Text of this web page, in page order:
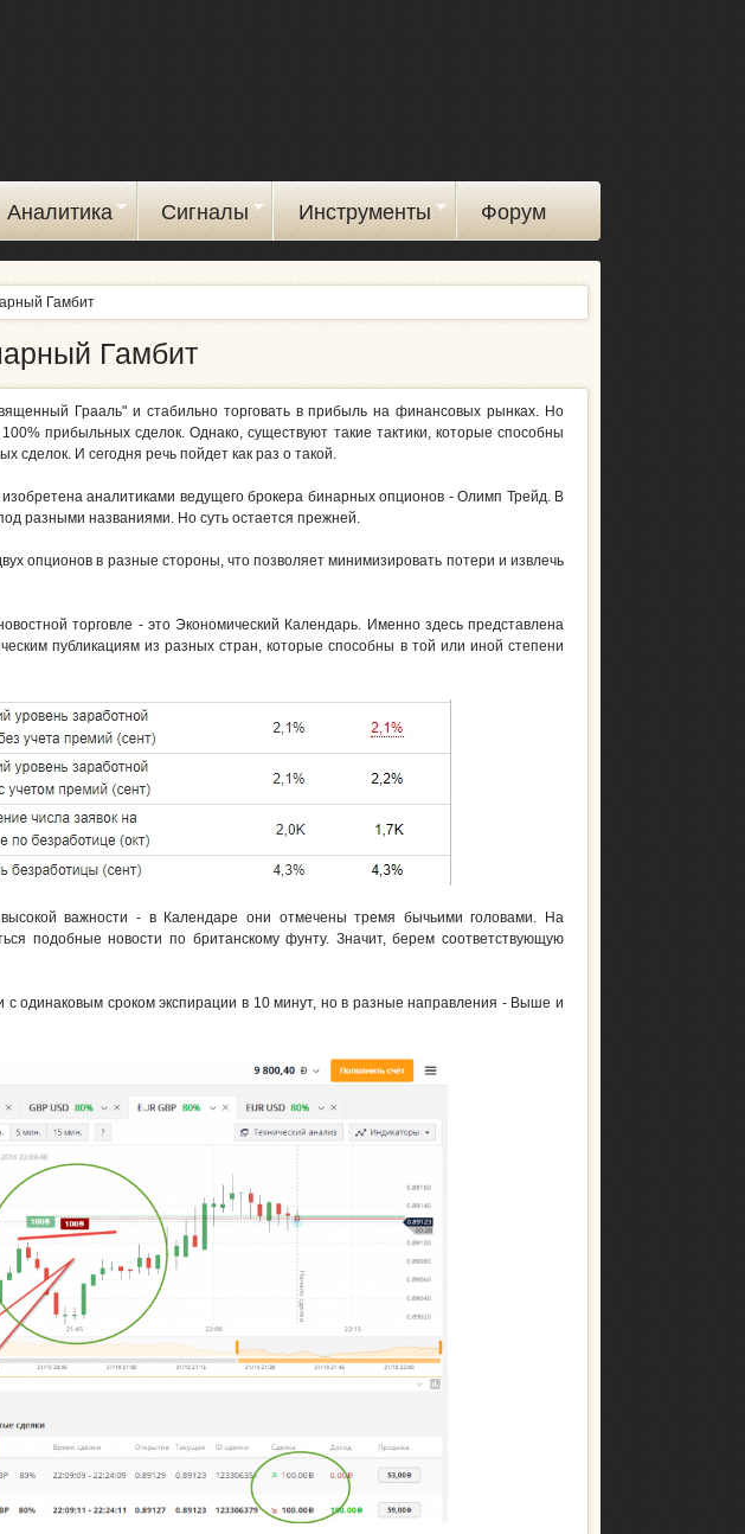
Аналитика Сигналы Инструменты Форум
Гамбит
Гамбит
Грааль" и стабильно торговать в прибыль на финансовых рынках. Но
прибыльных сделок. Однако, существуют такие тактики, которые способны
сделок. И сегодня речь пойдет как раз о такой.
аналитиками ведущего брокера бинарных опционов - Олимп Трейд. В
разными названиями. Но суть остается прежней.
опционов в разные стороны, что позволяет минимизировать потери и извлечь
торговле - это Экономический Календарь. Именно здесь представлена
публикациям из разных стран, которые способны в той или иной степени
важности - в Календаре они отмечены тремя бычьими головами. На
подобные новости по британскому фунту. Значит, берем соответствующую
с одинаковым сроком экспирации в 10 минут, но в разные направления - Выше и